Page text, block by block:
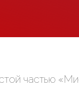
частью